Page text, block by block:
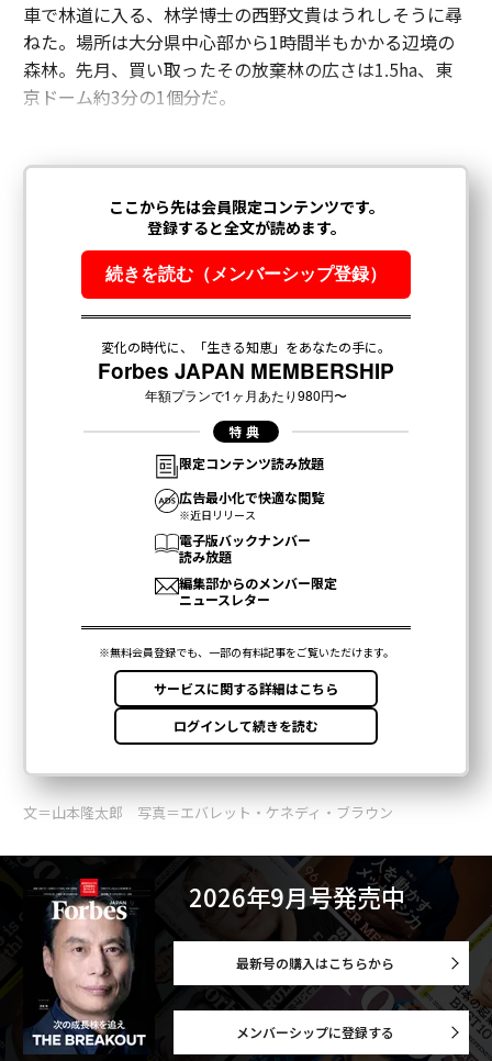
車で林道に入る、林学博士の西野文貴はうれしそうに尋
ねた。場所は大分県中心部から1時間半もかかる辺境の
森林。先月、買い取ったその放棄林の広さは1.5ha、東
京ドーム約3分の1個分だ。
文＝山本隆太郎 写真＝エバレット・ケネディ・ブラウン
2026年9月号発売中
最新号の購入はこちらから
メンバーシップに登録する